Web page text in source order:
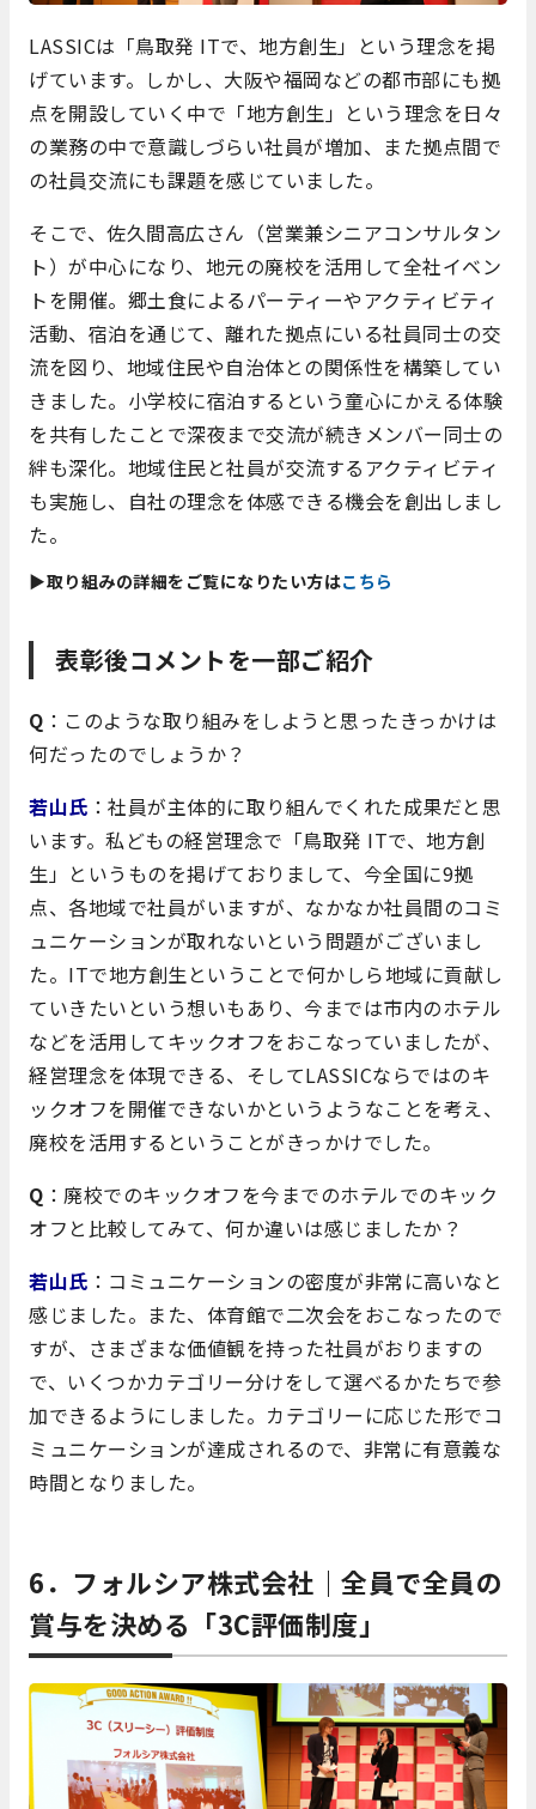
LASSICは「鳥取発 ITで、地方創生」という理念を掲
げています。しかし、大阪や福岡などの都市部にも拠
点を開設していく中で「地方創生」という理念を日々
の業務の中で意識しづらい社員が増加、また拠点間で
の社員交流にも課題を感じていました。
そこで、佐久間高広さん（営業兼シニアコンサルタン
ト）が中心になり、地元の廃校を活用して全社イベン
トを開催。郷土食によるパーティーやアクティビティ
活動、宿泊を通じて、離れた拠点にいる社員同士の交
流を図り、地域住民や自治体との関係性を構築してい
きました。小学校に宿泊するという童心にかえる体験
を共有したことで深夜まで交流が続きメンバー同士の
絆も深化。地域住民と社員が交流するアクティビティ
も実施し、自社の理念を体感できる機会を創出しまし
た。
▶取り組みの詳細をご覧になりたい方はこちら
表彰後コメントを一部ご紹介
Q ：このような取り組みをしようと思ったきっかけは
何だったのでしょうか？
若山氏 ：社員が主体的に取り組んでくれた成果だと思
います。私どもの経営理念で「鳥取発 ITで、地方創
生」というものを掲げておりまして、今全国に9拠
点、各地域で社員がいますが、なかなか社員間のコミ
ュニケーションが取れないという問題がございまし
た。ITで地方創生ということで何かしら地域に貢献し
ていきたいという想いもあり、今までは市内のホテル
などを活用してキックオフをおこなっていましたが、
経営理念を体現できる、そしてLASSICならではのキ
ックオフを開催できないかというようなことを考え、
廃校を活用するということがきっかけでした。
Q ：廃校でのキックオフを今までのホテルでのキック
オフと比較してみて、何か違いは感じましたか？
若山氏 ：コミュニケーションの密度が非常に高いなと
感じました。また、体育館で二次会をおこなったので
すが、さまざまな価値観を持った社員がおりますの
で、いくつかカテゴリー分けをして選べるかたちで参
加できるようにしました。カテゴリーに応じた形でコ
ミュニケーションが達成されるので、非常に有意義な
時間となりました。
6．フォルシア株式会社｜全員で全員の
賞与を決める「3C評価制度」